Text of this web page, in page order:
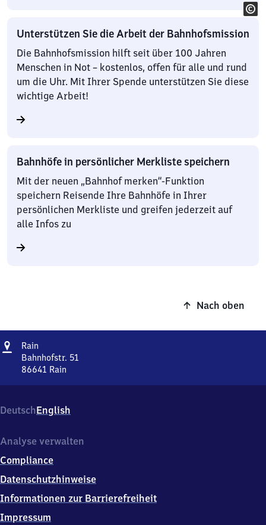
Unterstützen Sie die Arbeit der Bahnhofsmission
Die Bahnhofsmission hilft seit über 100 Jahren
Menschen in Not – kostenlos, offen für alle und rund
um die Uhr. Mit Ihrer Spende unterstützen Sie diese
wichtige Arbeit!
Bahnhöfe in persönlicher Merkliste speichern
Mit der neuen „Bahnhof merken“-Funktion
speichern Reisende Ihre Bahnhöfe in Ihrer
persönlichen Merkliste und greifen jederzeit auf
alle Infos zu
Nach oben
Adresse
Rain
Bahnhofstr. 51
86641 Rain
51,
8
6
1
Rain
DeutschEnglish
Analyse verwalten
Compliance
Datenschutzhinweise
Informationen zur Barrierefreiheit
Impressum